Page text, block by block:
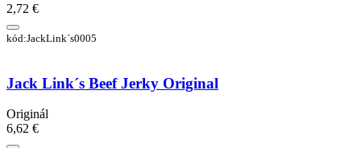
2,72 €
kód:JackLink´s0005
Jack Link´s Beef Jerky Original
Originál
6,62 €